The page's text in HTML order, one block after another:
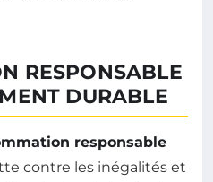
RESPONSABLE
DURABLE
responsable
contre les inégalités et